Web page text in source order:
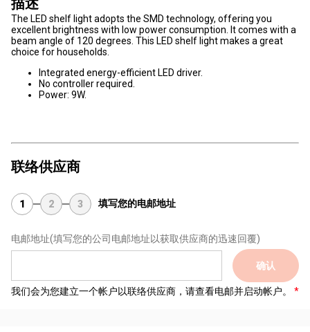
描述
The LED shelf light adopts the SMD technology, offering you
excellent brightness with low power consumption. It comes with a
beam angle of 120 degrees. This LED shelf light makes a great
choice for households.
Integrated energy-efficient LED driver.
No controller required.
Power: 9W.
联络供应商
1 2 3 填写您的电邮地址
电邮地址(填写您的公司电邮地址以获取供应商的迅速回覆)
确认
我们会为您建立一个帐户以联络供应商，请查看电邮并启动帐户。